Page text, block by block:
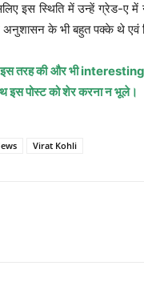
इस स्थिति में उन्हें ग्रेड-ए में
के भी बहुत पक्के थे एवं
तरह की और भी interesting
इस पोस्ट को शेर करना न भूले।
Virat Kohli